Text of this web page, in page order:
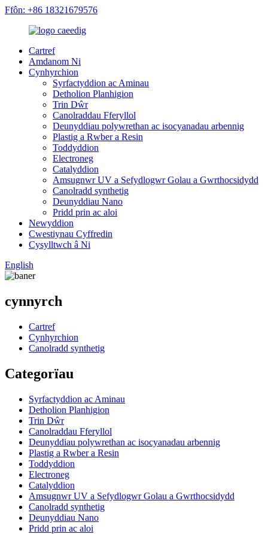
Ffôn: +86 18321679576
Cartref
Amdanom Ni
Cynhyrchion
Syrfactyddion ac Aminau
Detholion Planhigion
Trin Dŵr
Canolraddau Fferyllol
Deunyddiau polywrethan ac isocyanadau arbennig
Plastig a Rwber a Resin
Toddyddion
Electroneg
Catalyddion
Amsugnwr UV a Sefydlogwr Golau a Gwrthocsidydd
Canolradd synthetig
Deunyddiau Nano
Pridd prin ac aloi
Newyddion
Cwestiynau Cyffredin
Cysylltwch â Ni
English
cynnyrch
Cartref
Cynhyrchion
Canolradd synthetig
Categorïau
Syrfactyddion ac Aminau
Detholion Planhigion
Trin Dŵr
Canolraddau Fferyllol
Deunyddiau polywrethan ac isocyanadau arbennig
Plastig a Rwber a Resin
Toddyddion
Electroneg
Catalyddion
Amsugnwr UV a Sefydlogwr Golau a Gwrthocsidydd
Canolradd synthetig
Deunyddiau Nano
Pridd prin ac aloi